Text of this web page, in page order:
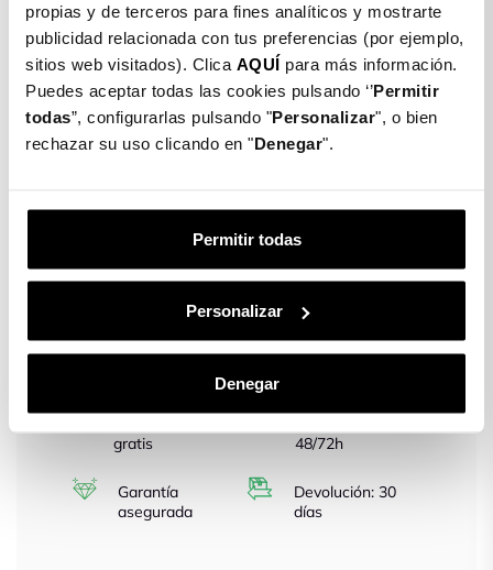
propias y de terceros para fines analíticos y mostrarte
publicidad relacionada con tus preferencias (por ejemplo,
sitios web visitados). Clica AQUÍ para más información.
Puedes aceptar todas las cookies pulsando ‘’Permitir
todas”, configurarlas pulsando "Personalizar", o bien
rechazar su uso clicando en "Denegar".
Permitir todas
Personalizar
Denegar
¡Paga tu pedido cuando lo recibas!
En La Casa de las Carcasas tenemos diferentes métodos de
pago: Tarjeta o Payal, paga tu pedido cuando lo recibas.
Detalles producto
CRISTAL TEMPLADO PARA
SAMSUNG GALAXY A23 5G
$ 9.500
gratis
48/72h
Garantía
asegurada
Devolución: 30
días